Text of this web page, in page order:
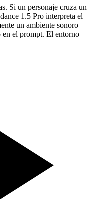
Si un personaje cruza un
1.5 Pro interpreta el
un ambiente sonoro
en el prompt. El entorno